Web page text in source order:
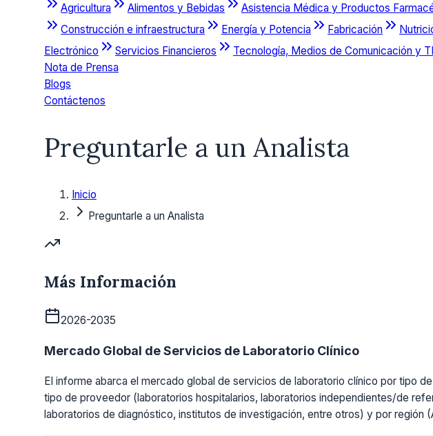
Agricultura Alimentos y Bebidas Asistencia Médica y Productos
Construcción e infraestructura
Energía y Potencia Fabricación
Electrónico
Servicios Financieros Tecnología, Medios de Comunicación y TI
Nota de Prensa
Blogs
Contáctenos
Preguntarle a un Analista
Inicio
Preguntarle a un Analista
Más Información
2026-2035
Mercado Global de Servicios de Laboratorio Clínico
El informe abarca el mercado global de servicios de laboratorio clínico por tipo
tipo de proveedor (laboratorios hospitalarios, laboratorios independientes/de
laboratorios de diagnóstico, institutos de investigación, entre otros) y por